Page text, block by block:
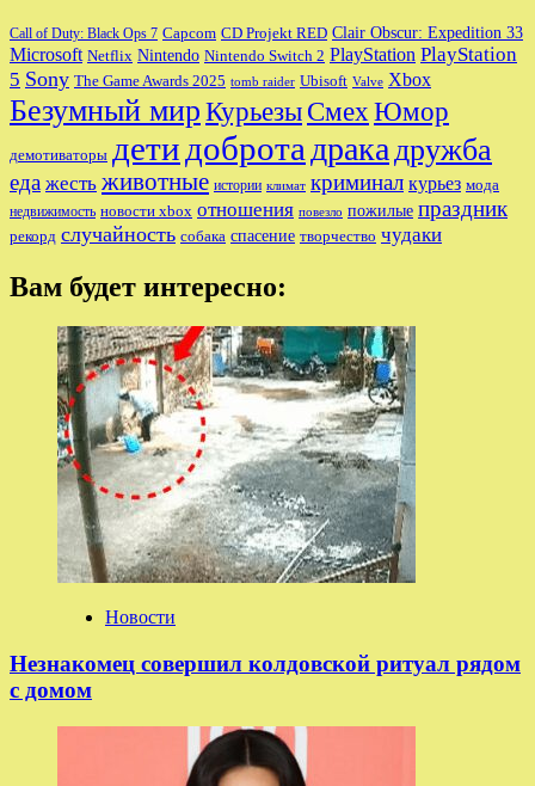
Call of Duty: Black Ops 7 Capcom CD Projekt RED Clair Obscur: Expedition 33
Microsoft Netflix Nintendo Nintendo Switch 2 PlayStation PlayStation
5 Sony The Game Awards 2025 tomb raider Ubisoft Valve Xbox
Безумный мир Курьезы Смех Юмор
демотиваторы дети доброта драка дружба
еда жесть животные истории климат криминал курьез мода
недвижимость новости xbox отношения повезло пожилые праздник
рекорд случайность собака спасение творчество чудаки
Вам будет интересно:
Новости
Незнакомец совершил колдовской ритуал рядом
с домом